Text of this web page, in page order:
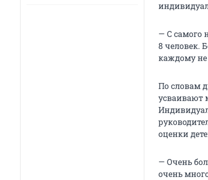
— С самого
8 человек.
каждому не
По словам
усваивают
оценки
— Очень
очень